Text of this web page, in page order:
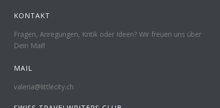
KONTAKT
Fragen, Anregungen, Kritik oder Ideen? Wir freuen uns über
Dein Mail!
MAIL
valeria@littlecity.ch